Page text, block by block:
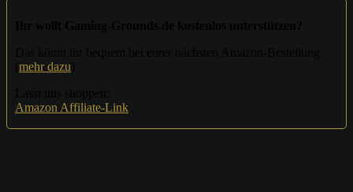
mehr dazu
Amazon Affiliate-Link